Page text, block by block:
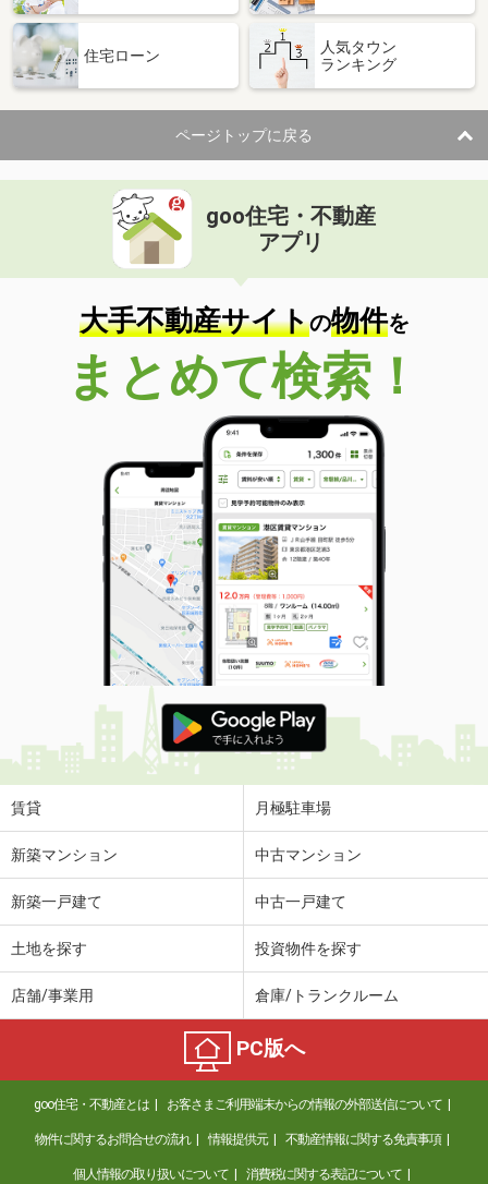
宮城県遠田郡涌谷町字渋江
住 所
宮城県遠田郡涌谷町字渋江
専有面積 57.64m²
間取り
2LDK
宮城県仙台市宮城野区清水沼２
価 格
住 所
宮城県仙台市宮城野区清水沼２
専有面積 19m²
間取り
1K
宮城県仙台市宮城野区栄４
価 格
5.30万円
宮城県仙台市宮城野区栄４
21.69m²
間取り
1K
宮城県仙台市太白区鹿野本町
価 格
7万円
住 所
宮城県仙台市太白区鹿野本町
専有面積 49.5m²
間取り
1LDK
宮城県仙台市太白区青山２
価 格
12万円
住 所
宮城県仙台市太白区青山２
専有面積
宮城県仙台市青葉区二日町
6.20万円
宮城県仙台市青葉区大町２
7.40万円
住 所
宮城県仙台市青葉区大町２
専有面積 39.36m²
間取り
2K
宮城県多賀城市留ケ谷２
住宅ローン
人気タウン
ランキング
ページトップに戻る
goo住宅・不動産
アプリ
大手不動産サイトの物件を
まとめて検索！
賃貸 月極駐車場
新築マンション 中古マンション
新築一戸建て 中古一戸建て
土地を探す 投資物件を探す
店舗/事業用 倉庫/トランクルーム
PC版へ
goo住宅・不動産とは お客さまご利用端末からの情報の外部送信について
物件に関するお問合せの流れ 情報提供元 不動産情報に関する免責事項
個人情報の取り扱いについて 消費税に関する表記について